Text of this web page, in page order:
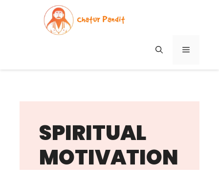
MENU
SPIRITUAL
MOTIVATION